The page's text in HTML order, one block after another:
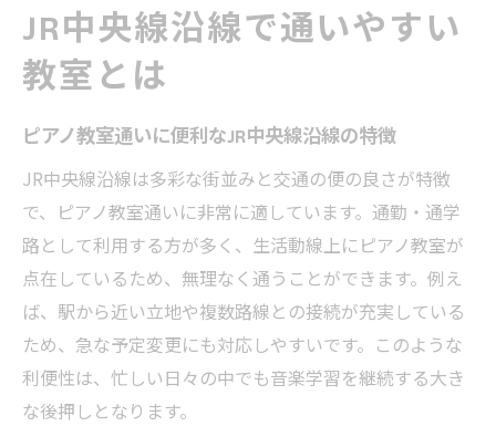
無理のないピアノ教室選びと時間割の工夫
教室通いを継続するためのスケジュール対
家族全体の予定を考慮したピアノ教室選び
急な予定変更にも対応できるピアノ教室の
利点
スケジュール調整しやすいピアノ教室の探
し方
ピアノ教室選びに役立つ比較ポイント
ピアノ教室を比較する際の注目ポイントは
何か
JR中央線沿線で選ぶピアノ教室の比較方法
JR中央線沿線で通いやすい
教室とは
ピアノ教室通いに便利なJR中央線沿線の特徴
JR中央線沿線は多彩な街並みと交通の便の良さが特徴
で、ピアノ教室通いに非常に適しています。通勤・通学
路として利用する方が多く、生活動線上にピアノ教室が
点在しているため、無理なく通うことができます。例え
ば、駅から近い立地や複数路線との接続が充実している
ため、急な予定変更にも対応しやすいです。このような
利便性は、忙しい日々の中でも音楽学習を継続する大き
な後押しとなります。